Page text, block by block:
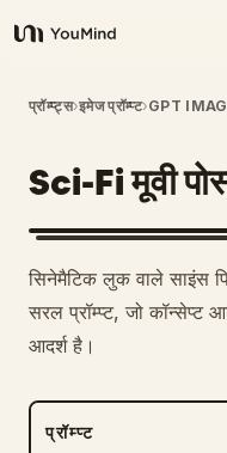
YouMind
अवलोकन
उपयोग के मामले
प्रॉम्प्ट
मूल्य निर्धारण
प्रॉम्प्ट्स›इमेज प्रॉम्प्ट›GPT
Sci-Fi मूवी
सिनेमैटिक लुक वाले साइंस
सरल प्रॉम्प्ट, जो कॉन्सेप्ट
आदर्श है।
प्रॉम्प्ट